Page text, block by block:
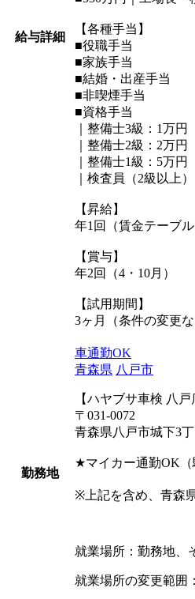
給与詳細
【各種手当】
■役職手当
■家族手当
■結婚・出産手当
■非喫煙手当
■資格手当
｜整備士3級：1万円
｜整備士2級：2万円
｜整備士1級：5万円
｜検査員（2級以上
【昇給】
年1回（賃金テーブル
【賞与】
年2回（4・10月）
【試用期間】
3ヶ月（条件の変更な
勤務地
車通勤OK
青森県 八戸市
【ハヤブサ車検 八戸
〒031-0072
青森県八戸市城下3
★マイカー通勤OK（
※上記を含め、青森
就業場所：勤務地、
就業場所の変更範囲